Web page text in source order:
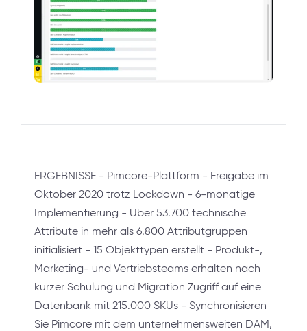
ERGEBNISSE - Pimcore-Plattform - Freigabe im
Oktober 2020 trotz Lockdown - 6-monatige
Implementierung - Über 53.700 technische
Attribute in mehr als 6.800 Attributgruppen
initialisiert - 15 Objekttypen erstellt - Produkt-,
Marketing- und Vertriebsteams erhalten nach
kurzer Schulung und Migration Zugriff auf eine
Datenbank mit 215.000 SKUs - Synchronisieren
Sie Pimcore mit dem unternehmensweiten DAM,